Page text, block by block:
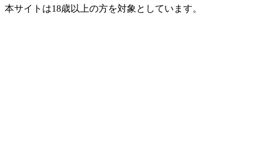
本サイトは18歳以上の方を対象としています。